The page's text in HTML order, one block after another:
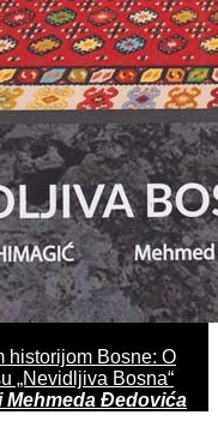
historijom Bosne: O
„Nevidljiva Bosna“
Mehmeda Đedovića